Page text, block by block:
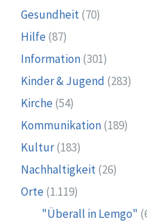
Gesundheit(70)
Hilfe (87)
Information(301)
Kinder & Jugend (283)
Kirche (54)
Kommunikation(189)
Kultur(183)
Nachhaltigkeit(26)
Orte (1.119)
"Überall in Lemgo"